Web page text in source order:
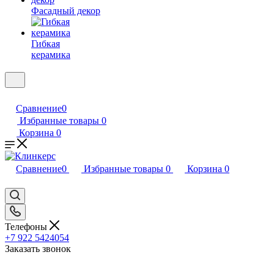
Фасадный декор
Гибкая
керамика
Сравнение0
Избранные товары 0
Корзина 0
Сравнение0 Избранные товары 0 Корзина 0
Телефоны
+7 922 5424054
Заказать звонок